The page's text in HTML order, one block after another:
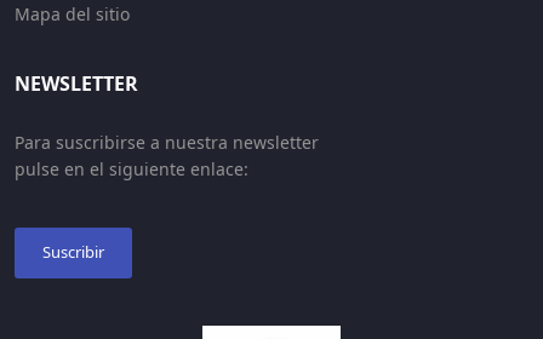
Mapa del sitio
NEWSLETTER
Para suscribirse a nuestra newsletter
pulse en el siguiente enlace:
Suscribir